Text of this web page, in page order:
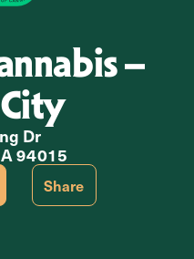
–
Dr
94015
Share